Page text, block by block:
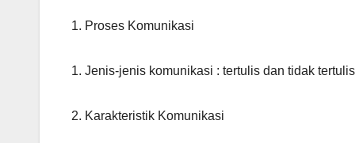
1. Proses Komunikasi
1. Jenis-jenis komunikasi : tertulis dan tidak tertulis
2. Karakteristik Komunikasi